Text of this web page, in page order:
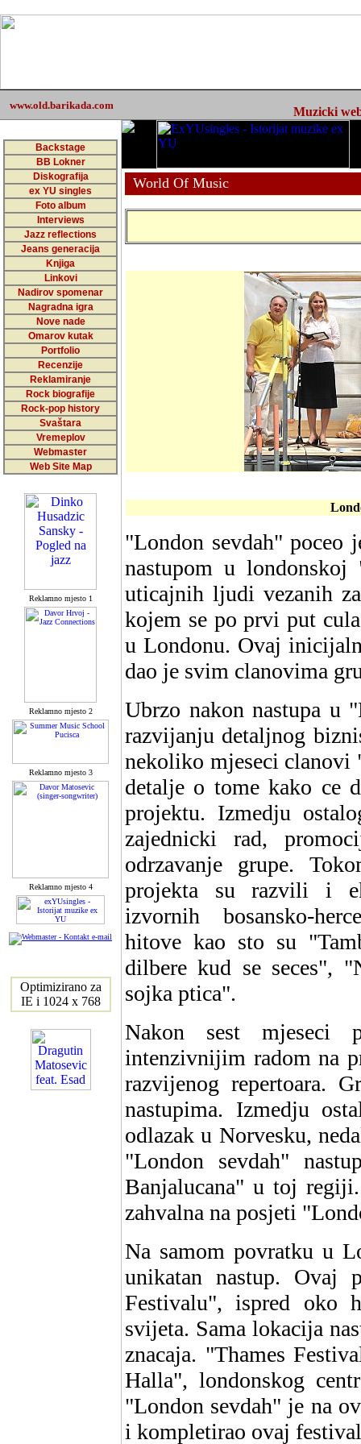
www.old.barikada.com Muzicki
Backstage
BB Lokner
Diskografija
ex YU singles
Foto album
Interviews
Jazz reflections
Jeans generacija
Knjiga
Linkovi
Nadirov spomenar
Nagradna igra
Nove nade
Omarov kutak
Portfolio
Recenzije
Reklamiranje
Rock biografije
Rock-pop history
Svaštara
Vremeplov
Webmaster
Web Site Map
Reklamno mjesto 1
Reklamno mjesto 2
Reklamno mjesto 3
Reklamno mjesto 4
Optimizirano za
IE i 1024 x 768
World Of Music
"London sevdah" poceo
nastupom u londonskoj
uticajnih ljudi vezanih
kojem se po prvi put
u Londonu. Ovaj
dao je svim clanovima
Ubrzo nakon nastupa u
razvijanju detaljnog
nekoliko mjeseci clanovi
detalje o tome kako ce
projektu. Izmedju
zajednicki rad,
odrzavanje grupe.
projekta su razvili i
izvornih bosansko-
hitove kao sto su
dilbere kud se seces",
sojka ptica".
Nakon sest mjeseci
intenzivnijim radom na
razvijenog repertoara.
nastupima. Izmedju
odlazak u Norvesku,
"London sevdah"
Banjalucana" u toj
zahvalna na posjeti
Na samom povratku u
unikatan nastup. Ovaj
Festivalu", ispred oko
svijeta. Sama lokacija
znacaja. "Thames
Halla", londonskog
"London sevdah" je na
i kompletirao ovaj